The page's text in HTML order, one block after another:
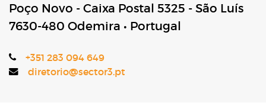
Poço Novo - Caixa Postal 5325 - São Luís
7630-480 Odemira • Portugal
+351 283 094 649
diretorio@sector3.pt